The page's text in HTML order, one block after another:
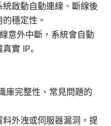
啟動自動連線、斷線後
穩定性。
意外中斷，系統會自動
實 IP。
庫完整性、常見問題的
外洩或伺服器漏洞，提